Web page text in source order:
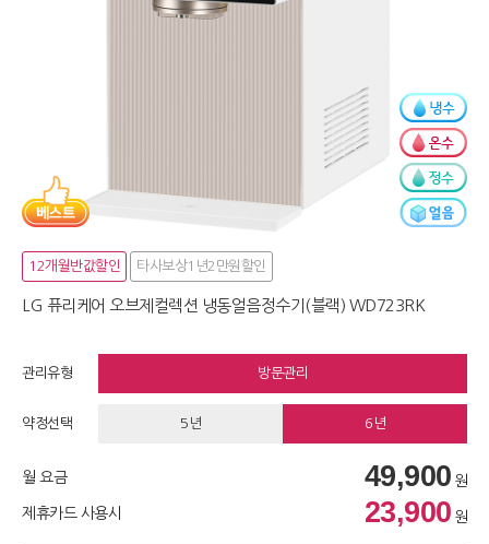
12개월반값할인 타사보상1년2만원할인
LG 퓨리케어 오브제컬렉션 냉동얼음정수기(블랙) WD723RK
관리유형 방문관리
약정선택 5년 6년
월 요금 49,900 원
제휴카드 사용시 23,900 원